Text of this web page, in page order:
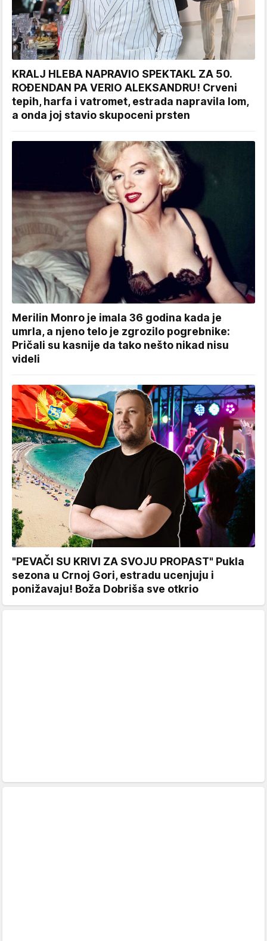
KRALJ HLEBA NAPRAVIO SPEKTAKL ZA 50.
ROĐENDAN PA VERIO ALEKSANDRU! Crveni
tepih, harfa i vatromet, estrada napravila lom,
a onda joj stavio skupoceni prsten
Merilin Monro je imala 36 godina kada je
umrla, a njeno telo je zgrozilo pogrebnike:
Pričali su kasnije da tako nešto nikad nisu
videli
"PEVAČI SU KRIVI ZA SVOJU PROPAST" Pukla
sezona u Crnoj Gori, estradu ucenjuju i
ponižavaju! Boža Dobriša sve otkrio